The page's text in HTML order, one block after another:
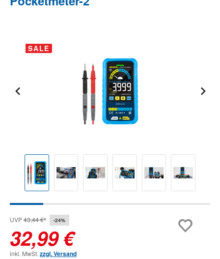
Bildergalerie überspringen
SALE
UVP43,44 €* -24%
32,99 €
inkl. MwSt. zzgl. Versand